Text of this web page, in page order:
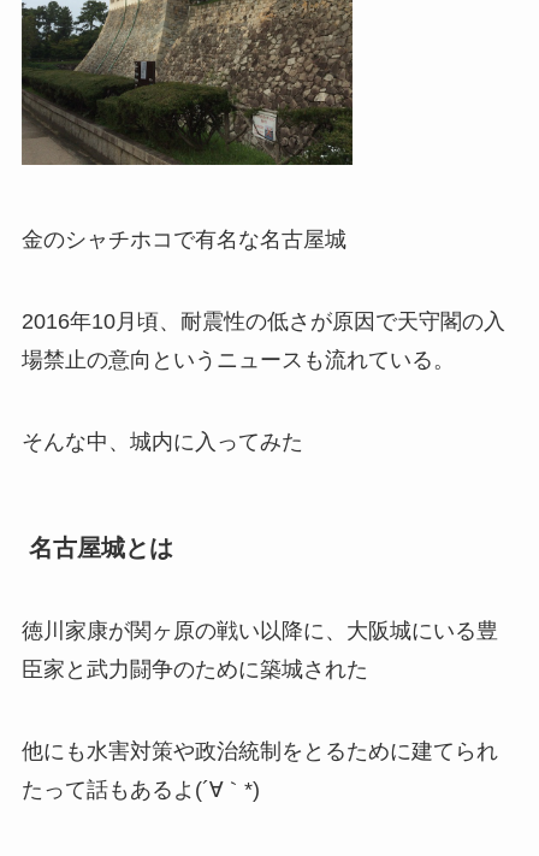
金のシャチホコで有名な名古屋城
2016年10月頃、耐震性の低さが原因で天守閣の入
場禁止の意向というニュースも流れている。
そんな中、城内に入ってみた
名古屋城とは
徳川家康が関ヶ原の戦い以降に、大阪城にいる豊
臣家と武力闘争のために築城された
他にも水害対策や政治統制をとるために建てられ
たって話もあるよ(´∀｀*)